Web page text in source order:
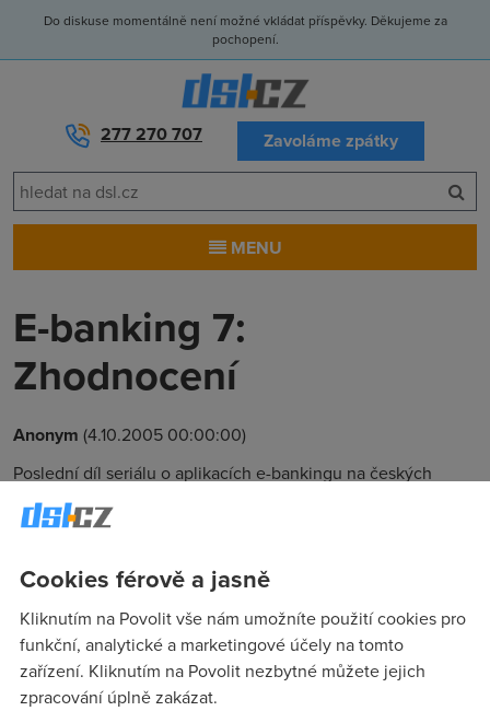
Do diskuse momentálně není možné vkládat příspěvky. Děkujeme za
pochopení.
277 270 707 Zavoláme zpátky
MENU
E-banking 7:
Zhodnocení
Anonym (4.10.2005 00:00:00)
Poslední díl seriálu o aplikacích e-bankingu na českých
trzích bude věnován vyhodnocení získaných údajů a určení
pořadí jednotlivých hodnocených bank. Kdo tedy vyhrál?
Albert (4.10.2005 00:47:05)
No co jineho se dalo cekat? Ebanka ma stale znacne navrch -
pouzivam vice uctu, ale ten od Ebanky mam asi nejradeji
Cookies férově a jasně
Kliknutím na Povolit vše nám umožníte použití cookies pro
funkční, analytické a marketingové účely na tomto
zařízení. Kliknutím na Povolit nezbytné můžete jejich
zpracování úplně zakázat.